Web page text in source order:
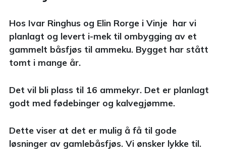
Hos Ivar Ringhus og Elin Rorge i Vinje har vi
planlagt og levert i-mek til ombygging av et
gammelt båsfjøs til ammeku. Bygget har stått
tomt i mange år.
Det vil bli plass til 16 ammekyr. Det er planlagt
godt med fødebinger og kalvegjømme.
Dette viser at det er mulig å få til gode
løsninger av gamlebåsfjøs. Vi ønsker lykke til.